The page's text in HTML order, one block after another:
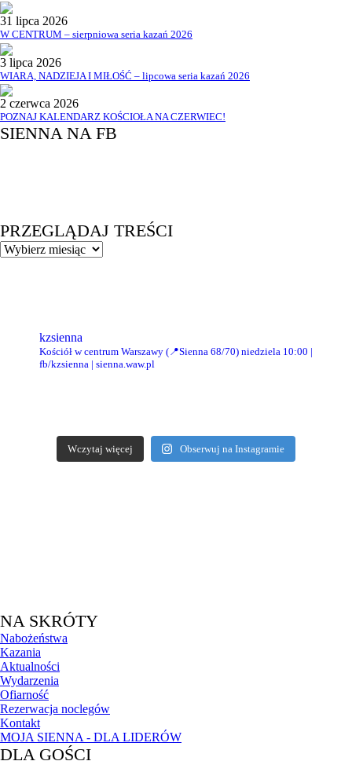
31 lipca 2026
W CENTRUM – sierpniowa seria kazań 2026
3 lipca 2026
WIARA, NADZIEJA I MIŁOŚĆ – lipcowa seria kazań 2026
2 czerwca 2026
POZNAJ KALENDARZ KOŚCIOŁA NA CZERWIEC!
SIENNA NA FB
PRZEGLĄDAJ TREŚCI
PRZEGLĄDAJ
TREŚCI
kzsienna
Kościół w centrum Warszawy (📍Sienna 68/70) niedziela 10:00 |
fb/kzsienna | sienna.waw.pl
Wczytaj więcej Obserwuj na Instagramie
NA SKRÓTY
Nabożeństwa
Kazania
Aktualności
Wydarzenia
Ofiarność
Rezerwacja noclegów
Kontakt
MOJA SIENNA - DLA LIDERÓW
DLA GOŚCI